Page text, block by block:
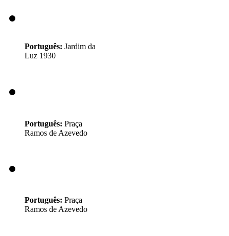
Português: Jardim da
Luz 1930
Português: Praça
Ramos de Azevedo
Português: Praça
Ramos de Azevedo